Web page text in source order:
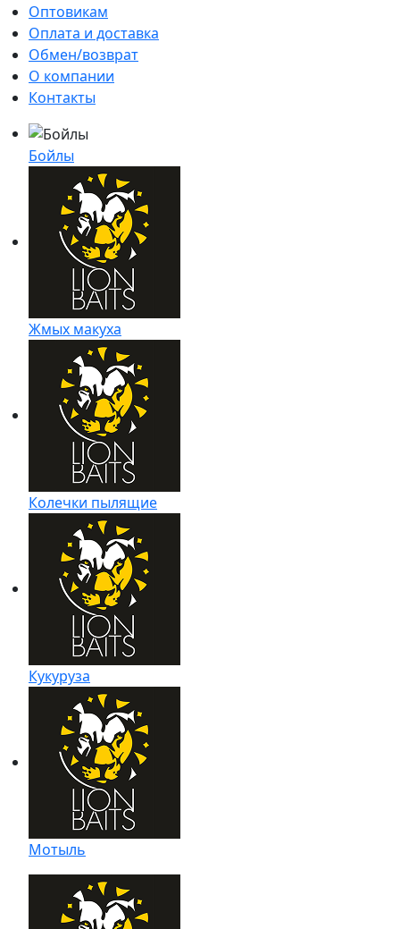
Оптовикам
Оплата и доставка
Обмен/возврат
О компании
Контакты
Бойлы
Жмых макуха
Колечки пылящие
Кукуруза
Мотыль